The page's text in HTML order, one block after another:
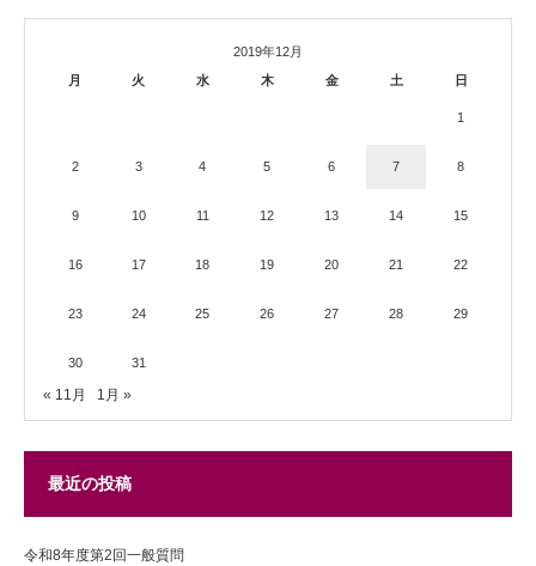
2019年12月
月
火 水 木 金 土 日
1
2 3 4 5 6 7 8
9 10 11 12 13 14 15
16 17 18 19 20 21 22
23 24 25 26 27 28 29
30 31
« 11月 1月 »
最近の投稿
令和8年度第2回一般質問